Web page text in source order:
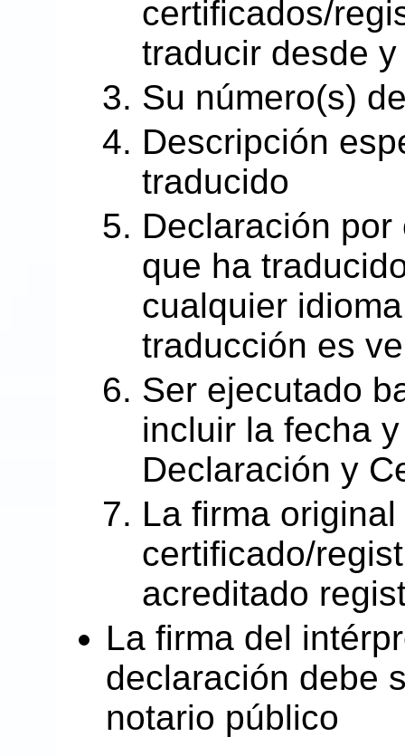
certificados/
traducir desde
Su número(s)
Descripción
traducido
Declaración
que ha
cualquier
traducción es
Ser ejecutado
incluir la fecha
Declaración y
La firma
certificado/
acreditado
La firma del
declaración debe
notario público